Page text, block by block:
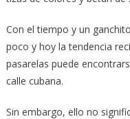
Con el tiempo y un
poco y hoy la tendencia
pasarelas puede
calle cubana.
Sin embargo, ello no